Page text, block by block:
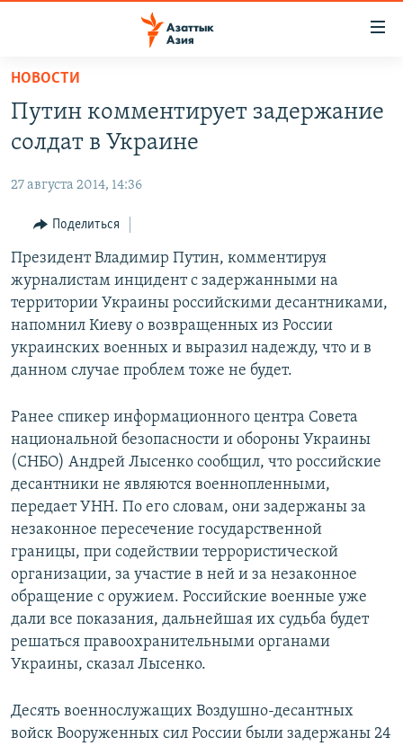
Вернуться
основному
содержанию
навигации
Вернутся
поиску
КАЗАХСТАН
УЗБЕКИСТАН
ТАДЖИКИСТАН
НОВОСТИ
ВОЙНА В УКРАИНЕ
НА ДРУГИХ ЯЗЫКАХ
ҚАЗАҚША
КЫРГЫЗЧА
ЎЗБЕКЧА
ТОҶИКӢ
TÜRKMENÇE
Все сайты РСЕ/РС
НОВОСТИ
Путин комментирует задержание
солдат в Украине
27 августа 2014, 14:36
Поделиться
Президент Владимир Путин, комментируя
журналистам инцидент с задержанными на
территории Украины российскими десантниками,
напомнил Киеву о возвращенных из России
украинских военных и выразил надежду, что и в
данном случае проблем тоже не будет.
Ранее спикер информационного центра Совета
национальной безопасности и обороны Украины
(СНБО) Андрей Лысенко сообщил, что российские
десантники не являются военнопленными,
передает УНН. По его словам, они задержаны за
незаконное пересечение государственной
границы, при содействии террористической
организации, за участие в ней и за незаконное
обращение с оружием. Российские военные уже
дали все показания, дальнейшая их судьба будет
решаться правоохранительными органами
Украины, сказал Лысенко.
Десять военнослужащих Воздушно-десантных
войск Вооруженных сил России были задержаны 24